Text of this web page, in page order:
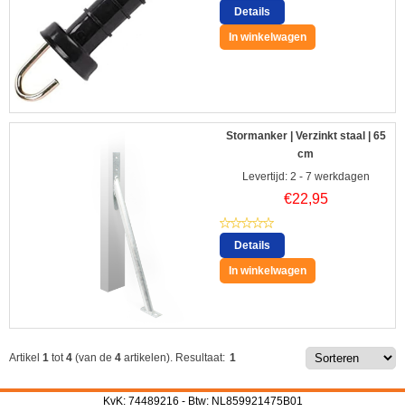
Details
In winkelwagen
Stormanker | Verzinkt staal | 65
cm
Levertijd: 2 - 7 werkdagen
€22,95
Details
In winkelwagen
Artikel 1 tot 4 (van de 4 artikelen). Resultaat: 1
KvK: 74489216 - Btw: NL859921475B01